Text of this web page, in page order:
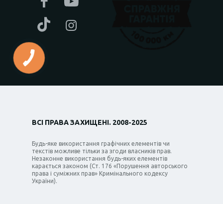
ВСІ ПРАВА ЗАХИЩЕНІ. 2008-2025
Будь-яке використання графічних елементів чи
текстів можливе тільки за згоди власників прав.
Незаконне використання будь-яких елементів
карається законом (Ст. 176 «Порушення авторського
права і суміжних прав» Кримінального кодексу
України).